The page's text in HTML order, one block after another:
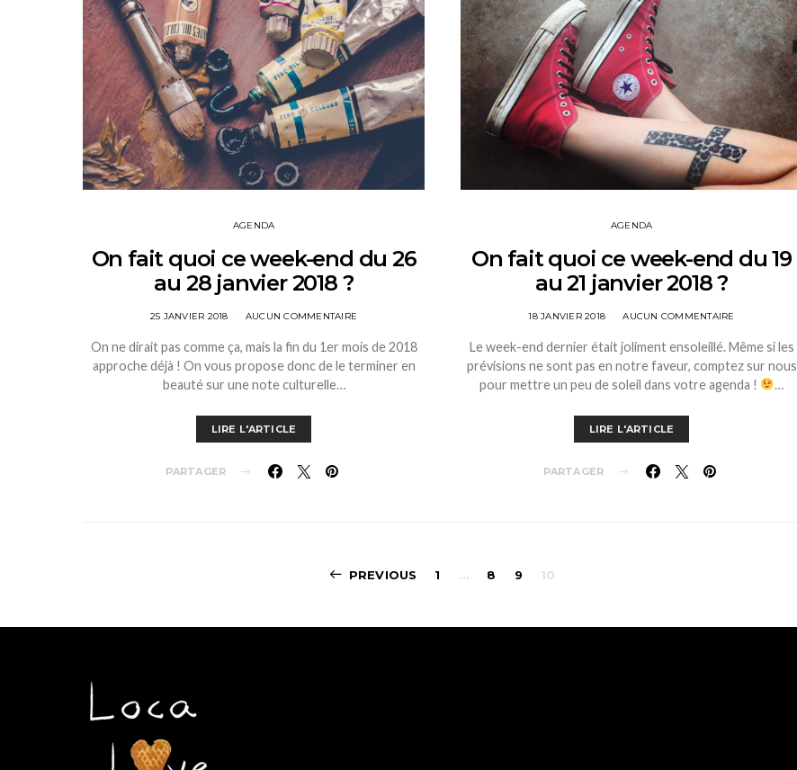
AGENDA
On fait quoi ce week-end du 26
au 28 janvier 2018 ?
25 JANVIER 2018 AUCUN COMMENTAIRE
On ne dirait pas comme ça, mais la fin du 1er mois de 2018
approche déjà ! On vous propose donc de le terminer en
beauté sur une note culturelle…
LIRE L'ARTICLE
PARTAGER
AGENDA
On fait quoi ce week-end du 19
au 21 janvier 2018 ?
18 JANVIER 2018 AUCUN COMMENTAIRE
Le week-end dernier était joliment ensoleillé. Même si les
prévisions ne sont pas en notre faveur, comptez sur nous
pour mettre un peu de soleil dans votre agenda !
…
LIRE L'ARTICLE
PARTAGER
Pagination
PREVIOUS 1 … 8 9 10